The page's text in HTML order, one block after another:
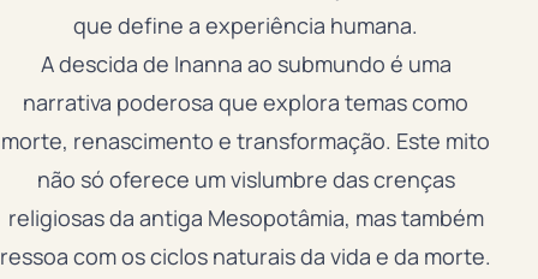
que define a experiência humana.
A descida de Inanna ao submundo é uma
narrativa poderosa que explora temas como
morte, renascimento e transformação. Este mito
não só oferece um vislumbre das crenças
religiosas da antiga Mesopotâmia, mas também
ressoa com os ciclos naturais da vida e da morte.